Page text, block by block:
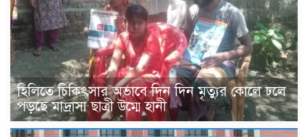
হিলিতে চিকিৎসার অভাবে দিন দিন মৃত্যুর কোলে ঢলে
পড়ছে মাদ্রাসা ছাত্রী উম্মে হানী